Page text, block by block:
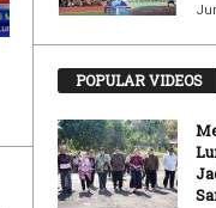
POPULAR VIDEOS